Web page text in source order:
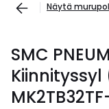
Näytä
SMC
Kiinnityssyl